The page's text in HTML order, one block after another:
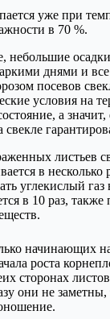
уже при
в 70 %.
небольшие
днями и все
посевов
условия на
а
свекле
листьев
в
углекислый газ
в 10 раз, также
начинающих
роста
сторонах
они не